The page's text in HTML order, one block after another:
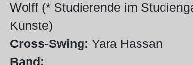
Wolff (* Studierende im
Künste)
Cross-Swing: Yara Hassan
Band: